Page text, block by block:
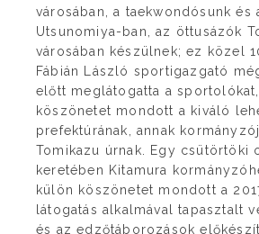
városában, a taekwondósunk és
Utsunomiya-ban, az öttusázók
városában készülnek; ez közel
Fábián László sportigazgató
előtt meglátogatta a
köszönetet mondott a kiváló
prefektúrának, annak
Tomikazu úrnak. Egy csütörtöki
keretében Kitamura
külön köszönetet mondott a
látogatás alkalmával tapasztalt
és az edzőtáborozások